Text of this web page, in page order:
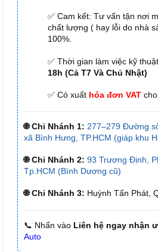
✅ Cam kết: Tư vấn tận nơi
chất lượng ( hay lỗi do nhà
100%.
✅ Thời gian làm việc kỹ
18h (Cả T7 Và Chủ Nhật)
✅ Có xuất hóa đơn VAT
🌐 Chi Nhánh 1: 277–279 Đường
xã Bình Hưng, TP.HCM (giáp khu
🌐 Chi Nhánh 2: 93 Trương Định,
Tp.HCM (Bình Dương cũ)
🌐 Chi Nhánh 3: Huỳnh Tấn Phát,
📞 Nhấn vào Liên hệ ngay nhận
Auto